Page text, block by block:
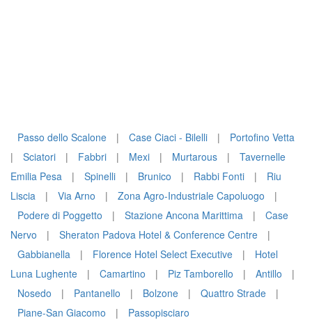
Passo dello Scalone | Case Ciaci - Bilelli |
Portofino Vetta
|
Sciatori | Fabbri | Mexi | Murtarous |
Tavernelle
Emilia Pesa
| Spinelli | Brunico | Rabbi Fonti |
Riu
Liscia
| Via Arno | Zona Agro-Industriale Capoluogo
|
Podere di Poggetto
| Stazione Ancona Marittima |
Case
Nervo
| Sheraton Padova Hotel & Conference Centre
|
Gabbianella
| Florence Hotel Select Executive |
Hotel
Luna Lughente
| Camartino | Piz Tamborello | Antillo
|
Nosedo
| Pantanello | Bolzone | Quattro Strade
|
Piane-San Giacomo
|
Passopisciaro